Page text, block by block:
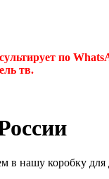
по
тв.
в нашу коробку